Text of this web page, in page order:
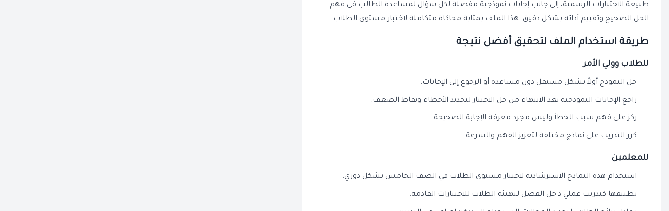
طبيعة الاختبارات الرسمية، إلى جانب إجابات نموذجية مفصلة لكل سؤال لمساعدة الطالب في فهم
الحل الصحيح وتقييم أدائه بشكل دقيق. هذا الملف بمثابة محاكاة متكاملة لاختبار مستوى الطلاب.
طريقة استخدام الملف لتحقيق أفضل نتيجة
للطلاب وولي الأمر
حل النموذج أولاً بشكل مستقل دون مساعدة أو الرجوع إلى الإجابات.
راجع الإجابات النموذجية بعد الانتهاء من حل الاختبار لتحديد الأخطاء ونقاط الضعف.
ركز على فهم سبب الخطأ وليس مجرد معرفة الإجابة الصحيحة.
كرر التدريب على نماذج مختلفة لتعزيز الفهم والسرعة.
للمعلمين
استخدام هذه النماذج الاسترشادية لاختبار مستوى الطلاب في الصف الخامس بشكل دوري.
تطبيقها كتدريب عملي داخل الفصل لتهيئة الطلاب للاختبارات القادمة.